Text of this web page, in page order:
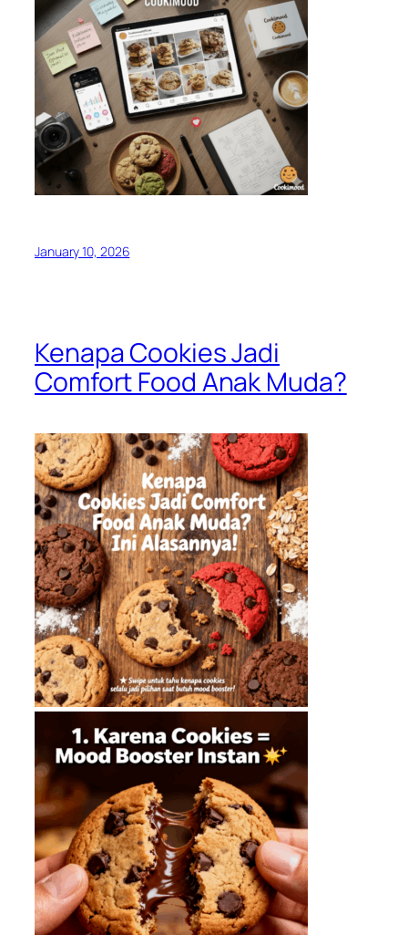
January 10, 2026
Kenapa Cookies Jadi
Comfort Food Anak Muda?